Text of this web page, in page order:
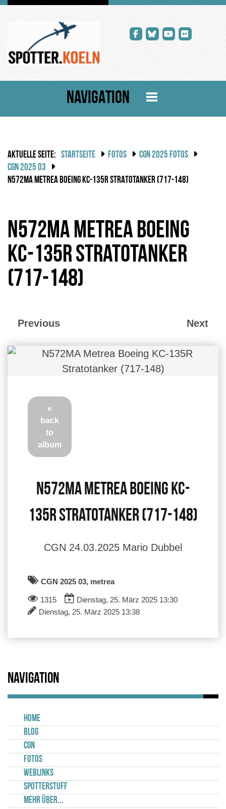
NAVIGATION
AKTUELLE SEITE: STARTSEITE FOTOS
CGN 2025 FOTOS
CGN 2025 03
N572MA METREA BOEING KC-135R STRATOTANKER (717-148)
N572MA Metrea Boeing
KC-135R Stratotanker
(717-148)
Previous Next
«
back
to
album
N572MA Metrea Boeing KC-
135R Stratotanker (717-148)
CGN 24.03.2025 Mario Dubbel
CGN 2025 03, metrea
1315
Dienstag, 25. März 2025 13:30
Dienstag, 25. März 2025 13:38
Navigation
Home
Blog
CGN
Fotos
Weblinks
Spotterstuff
Mehr über...